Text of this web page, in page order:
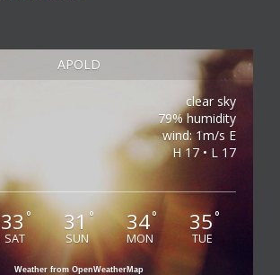
APOLD
clear sky
79% humidity
wind: 1m/s E
H 17 • L 17
33°
SAT
31°
SUN
34°
MON
35°
TUE
Weather from OpenWeatherMap